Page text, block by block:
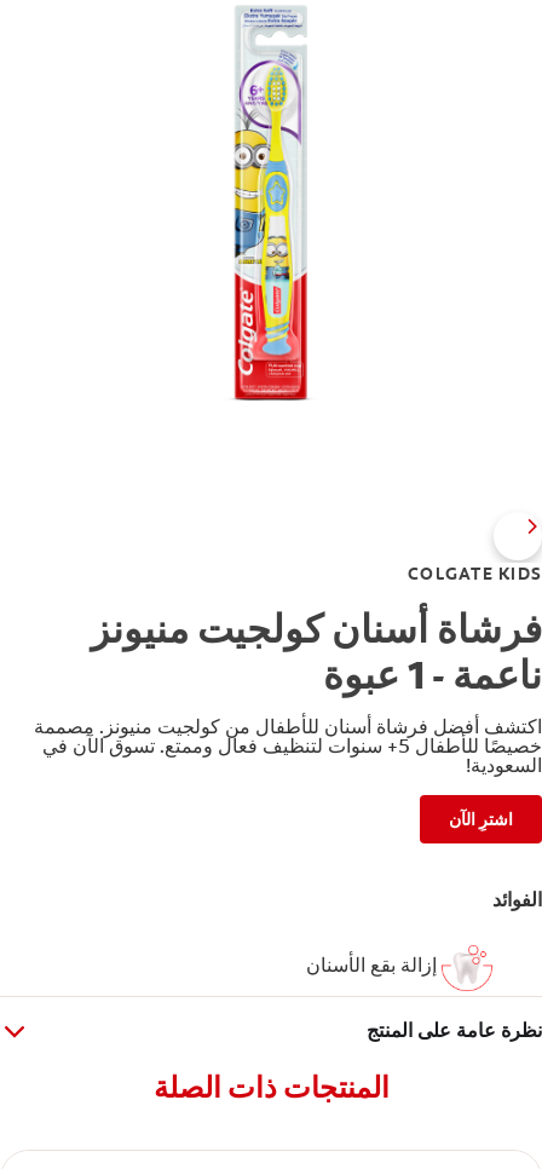
COLGATE KIDS
فرشاة أسنان كولجيت منيونز
ناعمة - 1 عبوة
اكتشف أفضل فرشاة أسنان للأطفال من كولجيت منيونز. مصممة
خصيصًا للأطفال 5+ سنوات لتنظيف فعال وممتع. تسوق الآن في
السعودية!
اشترِ الآن
الفوائد
إزالة بقع الأسنان
نظرة عامة على المنتج
المنتجات ذات الصلة